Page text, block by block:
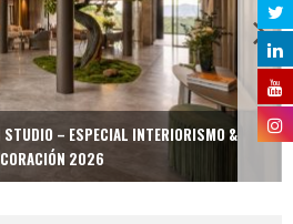
STUDIO – ESPECIAL INTERIORISMO &
2026